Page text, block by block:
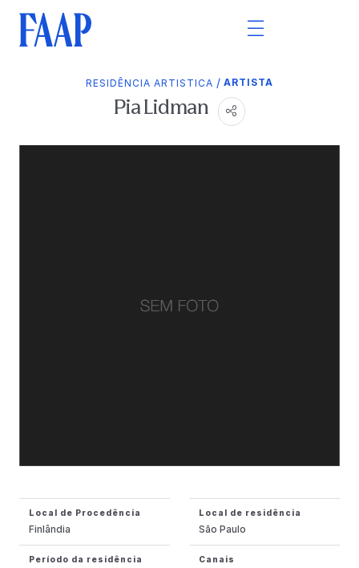
RESIDÊNCIA ARTISTICA / ARTISTA
Pia Lidman
Local de Procedência
Finlândia
Local de residência
São Paulo
Período da residência Canais